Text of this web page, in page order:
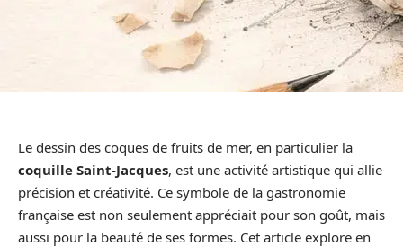
Le dessin des coques de fruits de mer, en particulier la
coquille Saint-Jacques, est une activité artistique qui allie
précision et créativité. Ce symbole de la gastronomie
française est non seulement appréciait pour son goût, mais
aussi pour la beauté de ses formes. Cet article explore en